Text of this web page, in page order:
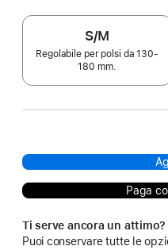
S/M
Regolabile per polsi da 130-
180 mm.
Paga
Ti serve ancora un attimo?
Puoi conservare tutte le